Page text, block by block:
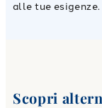
alle tue esigenze.
Scopri